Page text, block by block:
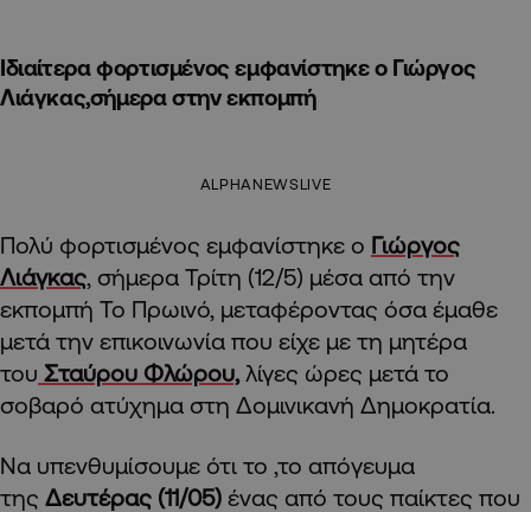
Ιδιαίτερα φορτισμένος εμφανίστηκε ο Γιώργος
Λιάγκας,σήμερα στην εκπομπή
ALPHANEWSLIVE
Πολύ φορτισμένος εμφανίστηκε ο Γιώργος
Λιάγκας, σήμερα Τρίτη (12/5) μέσα από την
εκπομπή Το Πρωινό, μεταφέροντας όσα έμαθε
μετά την επικοινωνία που είχε με τη μητέρα
του Σταύρου Φλώρου, λίγες ώρες μετά το
σοβαρό ατύχημα στη Δομινικανή Δημοκρατία.
Να υπενθυμίσουμε ότι το ,το απόγευμα
της Δευτέρας (11/05) ένας από τους παίκτες που